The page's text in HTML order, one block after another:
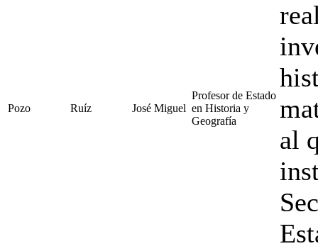
Pozo Ruíz José Miguel
Profesor de Estado
en Historia y
Geografía
al